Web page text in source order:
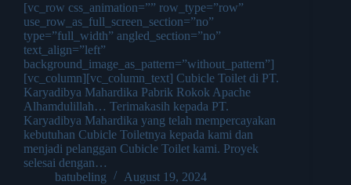
[vc_row css_animation=”” row_type=”row”
use_row_as_full_screen_section=”no”
type=”full_width” angled_section=”no”
text_align=”left”
background_image_as_pattern=”without_pattern”]
[vc_column][vc_column_text] Cubicle Toilet di PT.
Karyadibya Mahardika Pabrik Rokok Apache
Alhamdulillah… Terimakasih kepada PT.
Karyadibya Mahardika yang telah mempercayakan
kebutuhan Cubicle Toiletnya kepada kami dan
menjadi pelanggan Cubicle Toilet kami. Proyek
selesai dengan…
batubeling
August 19, 2024